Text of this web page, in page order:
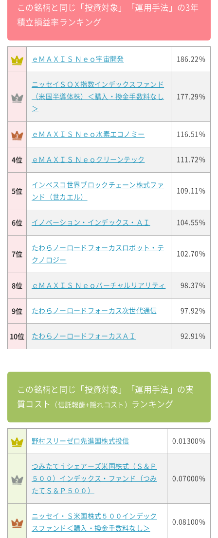
この銘柄と同じ「投資対象」「運用手法」の3年
積立損益率ランキング
ｅＭＡＸＩＳ Ｎｅｏ宇宙開発 186.22%
ニッセイＳＯＸ指数インデックスファンド
（米国半導体株）＜購入・換金手数料なし
＞
177.29%
ｅＭＡＸＩＳ Ｎｅｏ水素エコノミー 116.51%
4位 ｅＭＡＸＩＳ Ｎｅｏクリーンテック 111.72%
5位
インベスコ世界ブロックチェーン株式ファ
ンド（世カエル）
109.11%
6位 イノベーション・インデックス・ＡＩ 104.55%
7位
たわらノーロードフォーカスロボット・テ
クノロジー
102.70%
8位 ｅＭＡＸＩＳ Ｎｅｏバーチャルリアリティ 98.37%
9位 たわらノーロードフォーカス次世代通信 97.92%
10位 たわらノーロードフォーカスＡＩ 92.91%
この銘柄と同じ「投資対象」「運用手法」の実
質コスト
（信託報酬+隠れコスト） ランキング
野村スリーゼロ先進国株式投信 0.01300%
つみたてｉシェアーズ米国株式（Ｓ＆Ｐ
５００）インデックス・ファンド（つみ
たてＳ＆Ｐ５００）
0.07000%
ニッセイ・Ｓ米国株式５００インデック
スファンド＜購入・換金手数料なし＞
0.08100%